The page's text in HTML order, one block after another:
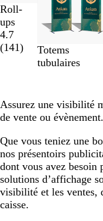
Roll-
ups
4.7
(141)
Totems
tubulaires
2
sur
4
Assurez une visibilité
de vente ou évènement.
Que vous teniez une
nos présentoirs
dont vous avez besoin
solutions d’affichage
visibilité et les ventes,
caisse.